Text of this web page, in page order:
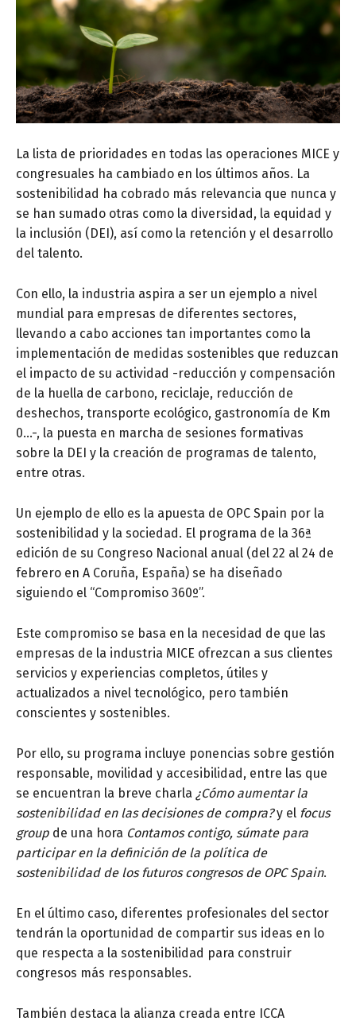
La lista de prioridades en todas las operaciones MICE y
congresuales ha cambiado en los últimos años. La
sostenibilidad ha cobrado más relevancia que nunca y
se han sumado otras como la diversidad, la equidad y
la inclusión (DEI), así como la retención y el desarrollo
del talento.
Con ello, la industria aspira a ser un ejemplo a nivel
mundial para empresas de diferentes sectores,
llevando a cabo acciones tan importantes como la
implementación de medidas sostenibles que reduzcan
el impacto de su actividad -reducción y compensación
de la huella de carbono, reciclaje, reducción de
deshechos, transporte ecológico, gastronomía de Km
0…-, la puesta en marcha de sesiones formativas
sobre la DEI y la creación de programas de talento,
entre otras.
Un ejemplo de ello es la apuesta de OPC Spain por la
sostenibilidad y la sociedad. El programa de la 36ª
edición de su Congreso Nacional anual (del 22 al 24 de
febrero en A Coruña, España) se ha diseñado
siguiendo el “Compromiso 360º”.
Este compromiso se basa en la necesidad de que las
empresas de la industria MICE ofrezcan a sus clientes
servicios y experiencias completos, útiles y
actualizados a nivel tecnológico, pero también
conscientes y sostenibles.
Por ello, su programa incluye ponencias sobre gestión
responsable, movilidad y accesibilidad, entre las que
se encuentran la breve charla ¿Cómo aumentar la
sostenibilidad en las decisiones de compra?y el focus
group de una hora Contamos contigo, súmate para
participar en la definición de la política de
sostenibilidad de los futuros congresos de OPC Spain.
En el último caso, diferentes profesionales del sector
tendrán la oportunidad de compartir sus ideas en lo
que respecta a la sostenibilidad para construir
congresos más responsables.
También destaca la alianza creada entre ICCA